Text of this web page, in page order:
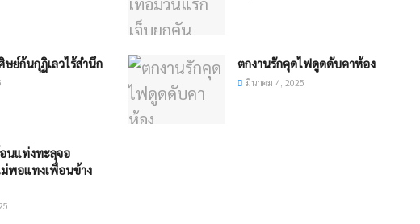
ษย์ก้นกุฏิเลวไร้สำนึก ตกงานรักคุดไฟดูดดับคาห้อง
มีนาคม 4, 2025
นแท่งทะลุจอ
พอแทงเพื่อนข้าง